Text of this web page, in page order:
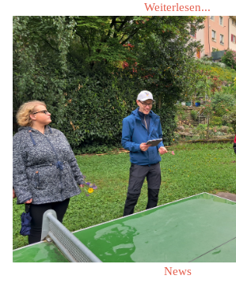
Weiterlesen...
News